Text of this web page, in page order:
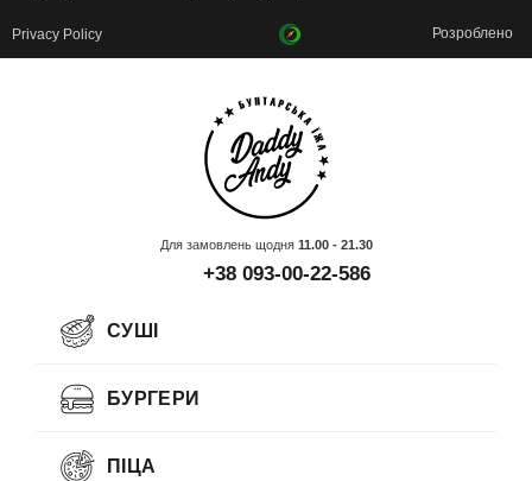
Privacy Policy Розроблено
Для замовлень щодня 11.00 - 21.30
+38 093-00-22-586
СУШІ
БУРГЕРИ
ПІЦА